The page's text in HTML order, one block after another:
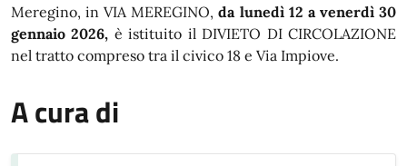
Meregino, in VIA MEREGINO,da lunedì 12 a venerdì 30
gennaio 2026, è istituito il DIVIETO DI CIRCOLAZIONE
nel tratto compreso tra il civico 18 e Via Impiove.
A cura di